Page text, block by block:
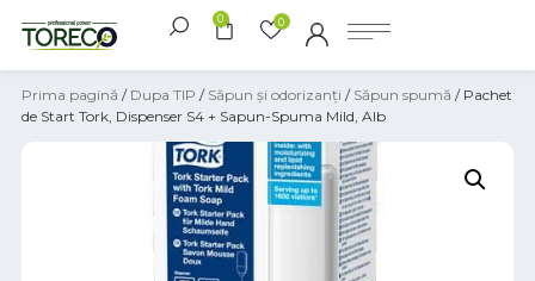
0 0
Prima pagină / Dupa TIP / Săpun și odorizanți / Săpun spumă / Pachet
de Start Tork, Dispenser S4 + Sapun-Spuma Mild, Alb